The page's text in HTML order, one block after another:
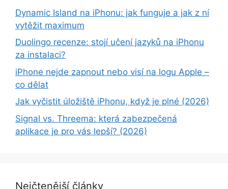
Dynamic Island na iPhonu: jak funguje a jak z ní
vytěžit maximum
Duolingo recenze: stojí učení jazyků na iPhonu
za instalaci?
iPhone nejde zapnout nebo visí na logu Apple –
co dělat
Jak vyčistit úložiště iPhonu, když je plné (2026)
Signal vs. Threema: která zabezpečená
aplikace je pro vás lepší? (2026)
Nejčtenější články